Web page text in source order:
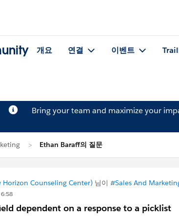
개요 연결 이벤트
Bring your team and maximize your
Ethan Baraff의 질문
Horizon Counseling Center) 님이 #Sales And
dependent on a response to a picklist